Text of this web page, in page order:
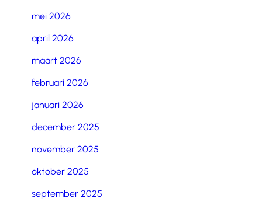
mei 2026
april 2026
maart 2026
februari 2026
januari 2026
december 2025
november 2025
oktober 2025
september 2025